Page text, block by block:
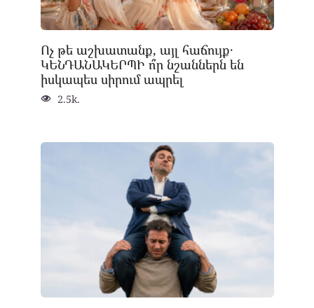
Ոչ թե աշխատանք, այլ հաճույք․
ԿԵՆԴԱՆԱԿԵՐՊԻ ո՞ր նշաններն են
իսկապես սիրում ապրել
2.5k.